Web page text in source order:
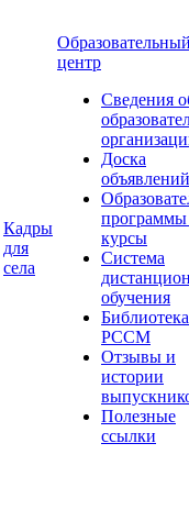
Кадры
для
села
центр
Сведения
Доска
объявлений
курсы
Система
обучения
Библиотека
РССМ
Отзывы и
истории
Полезные
ссылки